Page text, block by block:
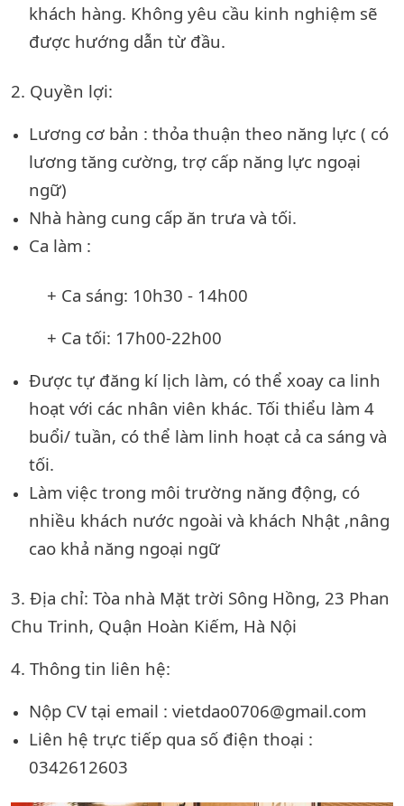
khách hàng. Không yêu cầu kinh nghiệm sẽ
được hướng dẫn từ đầu.
2. Quyền lợi:
Lương cơ bản : thỏa thuận theo năng lực ( có
lương tăng cường, trợ cấp năng lực ngoại
ngữ)
Nhà hàng cung cấp ăn trưa và tối.
Ca làm :
+ Ca sáng: 10h30 - 14h00
+ Ca tối: 17h00-22h00
Được tự đăng kí lịch làm, có thể xoay ca linh
hoạt với các nhân viên khác. Tối thiểu làm 4
buổi/ tuần, có thể làm linh hoạt cả ca sáng và
tối.
Làm việc trong môi trường năng động, có
nhiều khách nước ngoài và khách Nhật ,nâng
cao khả năng ngoại ngữ
3. Địa chỉ: Tòa nhà Mặt trời Sông Hồng, 23 Phan
Chu Trinh, Quận Hoàn Kiếm, Hà Nội
4. Thông tin liên hệ:
Nộp CV tại email : vietdao0706@gmail.com
Liên hệ trực tiếp qua số điện thoại :
0342612603